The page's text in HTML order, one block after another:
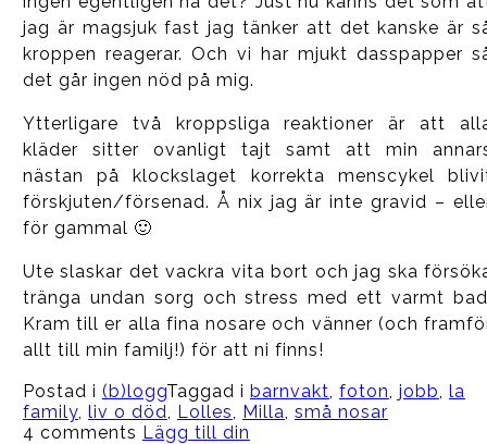
jag är magsjuk fast jag tänker att det kanske är
kroppen reagerar. Och vi har mjukt dasspapper
det går ingen nöd på mig.
Ytterligare två kroppsliga reaktioner är att
kläder sitter ovanligt tajt samt att min
nästan på klockslaget korrekta menscykel
förskjuten/försenad. Å nix jag är inte gravid –
för gammal 🙂
Ute slaskar det vackra vita bort och jag ska
tränga undan sorg och stress med ett varmt
Kram till er alla fina nosare och vänner (och
allt till min familj!) för att ni finns!
Postad i (b)loggTaggad i barnvakt, foton, jobb, la
family, liv o död, Lolles, Milla, små nosar
4 comments Lägg till din